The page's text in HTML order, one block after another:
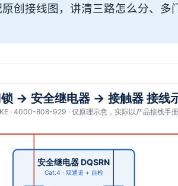
创接线图，讲清三路怎么分、多